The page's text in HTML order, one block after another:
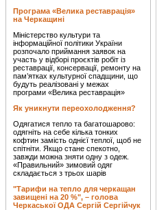
Програма «Велика реставрація»
на Черкащині
Міністерство культури та
інформаційної політики України
розпочало приймання заявок на
участь у відборі проєктів робіт із
реставрації, консервації, ремонту на
пам’ятках культурної спадщини, що
будуть реалізовані у межах
програми «Велика реставрація»
Як уникнути переохолодження?
Одягатися тепло та багатошарово:
одягніть на себе кілька тонких
кофтин замість однієї теплої, щоб не
спітніти. Якщо стане спекотно,
завжди можна зняти одну з одеж.
«Правильний» зимовий одяг
складається з трьох шарів
"Тарифи на тепло для черкащан
завищені на 20 %", – голова
Черкаської ОДА Сергій Сергійчук